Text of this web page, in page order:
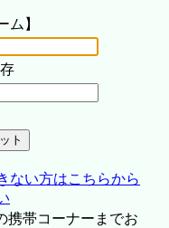
ム】
ない方はこちらから
携帯コーナーまでお